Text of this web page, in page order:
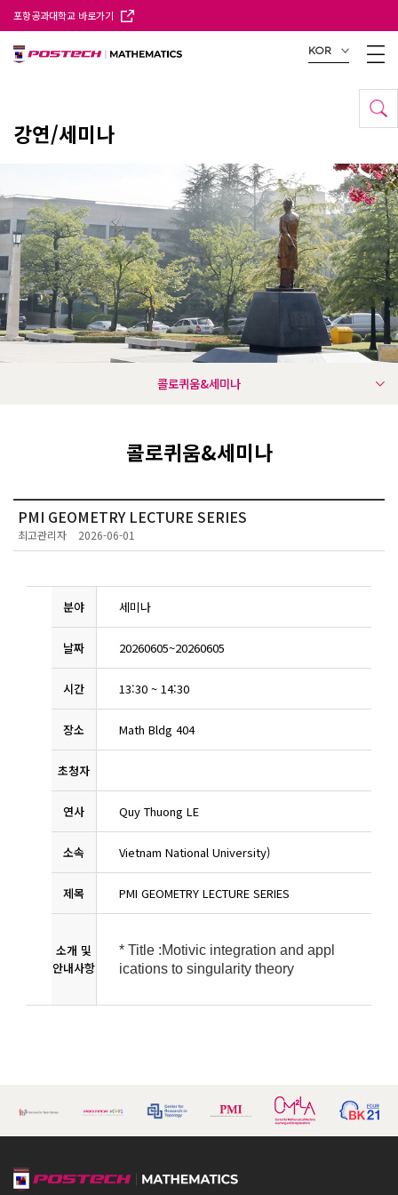
포항공과대학교 바로가기
KOR
강연/세미나
콜로퀴움&세미나
콜로퀴움&세미나
PMI GEOMETRY LECTURE SERIES
최고관리자 2026-06-01
분야 세미나
날짜 20260605~20260605
시간 13:30 ~ 14:30
장소 Math Bldg 404
초청자
연사 Quy Thuong LE
소속 Vietnam National University)
제목 PMI GEOMETRY LECTURE SERIES
소개 및
안내사항
* Title :Motivic integration and appl
ications to singularity theory